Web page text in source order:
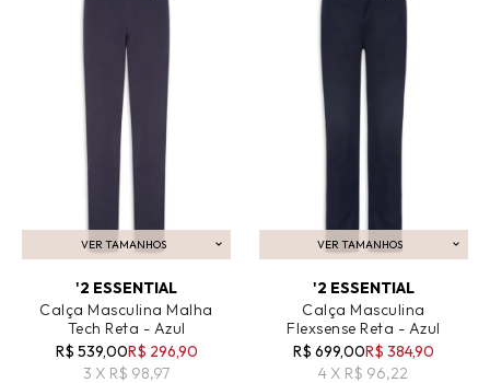
VER TAMANHOS
ADICIONAR AO CARRINHO
'2 ESSENTIAL
Calça Masculina Malha
Tech Reta - Azul
R$ 539,00R$ 296,90
3 X R$ 98,97
VER TAMANHOS
ADICIONAR AO CARRINHO
'2 ESSENTIAL
Calça Masculina
Flexsense Reta - Azul
R$ 699,00R$ 384,90
4 X R$ 96,22